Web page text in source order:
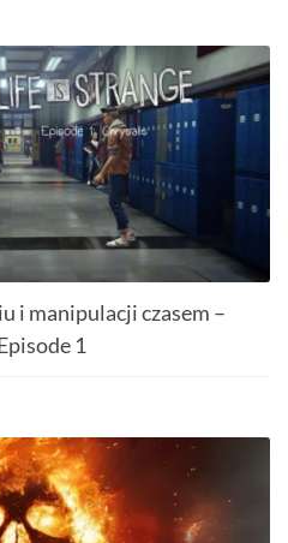
i manipulacji czasem –
1